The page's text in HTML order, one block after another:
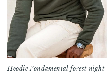
Hoodie Fondamental forest night